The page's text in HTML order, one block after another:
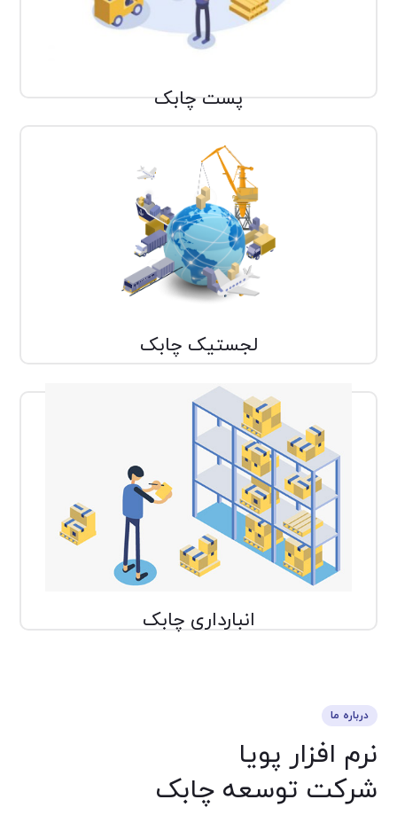
پست چابک
جامعه اطلاعاتي و جامعه شبكه‌اي اين تحولات را ....
لجستیک چابک
لجستیک
لجستیک بخشی از زنجیره تامین بوده که وظیفه
دارد یک مرسوله را از نقطه مبدا به نقطه مقصد
ارسال نماید و به دست گیرنده نهایی برساند و....
انبارداری چابک
انبارداری
انبارداری به عملیات تخلیه، بارگیری و نگهداری
کالاهای مورد نیاز افراد و بنگاه‌ها ....
درباره ما
نرم افزار پویا
شرکت توسعه چابک